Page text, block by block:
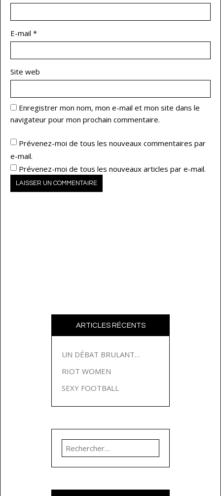
E-mail *
Site web
Enregistrer mon nom, mon e-mail et mon site dans le
navigateur pour mon prochain commentaire.
Prévenez-moi de tous les nouveaux commentaires par
e-mail.
Prévenez-moi de tous les nouveaux articles par e-mail.
ARTICLES RÉCENTS
UN DÉBAT BRULANT…
RIOT WOMEN
SEXY FOOTBALL
Rechercher :